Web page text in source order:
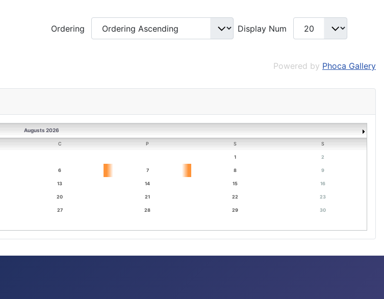
Ordering Display Num
Powered by Phoca Gallery
Augusts 2026
C P S S
1 2
6 7 8 9
13 14 15 16
20 21 22 23
27 28 29 30